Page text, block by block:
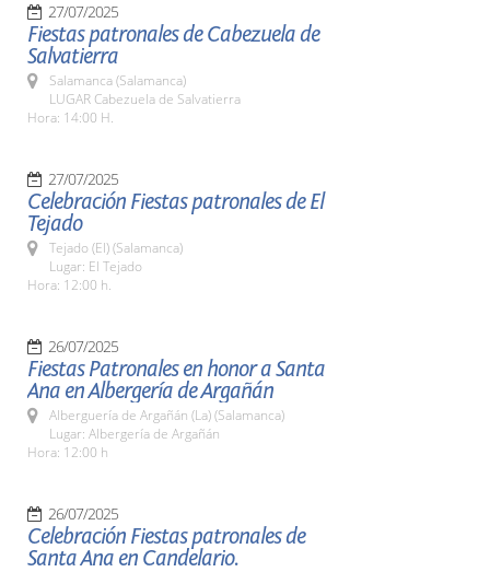
27/07/2025
Fiestas patronales de Cabezuela de
Salvatierra
Salamanca (Salamanca)
LUGAR Cabezuela de Salvatierra
Hora: 14:00 H.
27/07/2025
Celebración Fiestas patronales de El
Tejado
Tejado (El) (Salamanca)
Lugar: El Tejado
Hora: 12:00 h.
26/07/2025
Fiestas Patronales en honor a Santa
Ana en Albergería de Argañán
Alberguería de Argañán (La) (Salamanca)
Lugar: Albergería de Argañán
Hora: 12:00 h
26/07/2025
Celebración Fiestas patronales de
Santa Ana en Candelario.